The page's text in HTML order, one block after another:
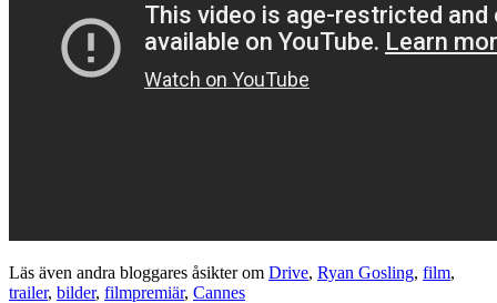
Läs även andra bloggares åsikter om Drive, Ryan Gosling, film,
trailer, bilder, filmpremiär, Cannes